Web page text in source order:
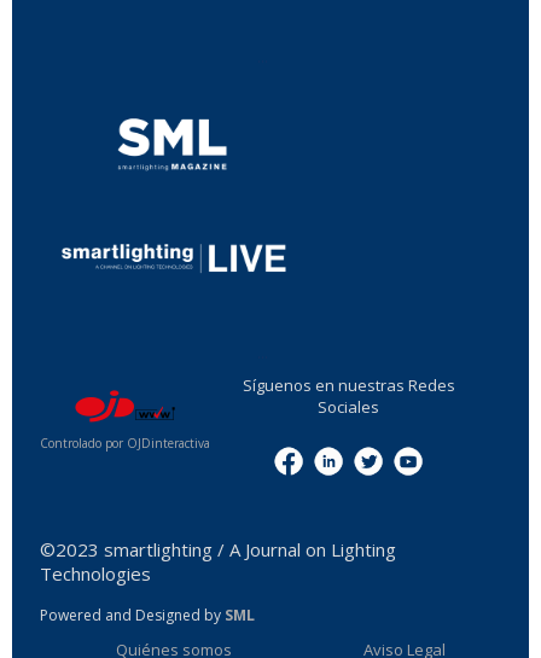
Controlado por OJDinteractiva
Síguenos en nuestras Redes
Sociales
©2023 smartlighting / A Journal on Lighting
Technologies
Powered and Designed by SML
Quiénes somos Aviso Legal